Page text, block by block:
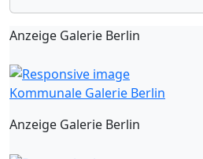
Anzeige Galerie Berlin
Kommunale Galerie Berlin
Anzeige Galerie Berlin